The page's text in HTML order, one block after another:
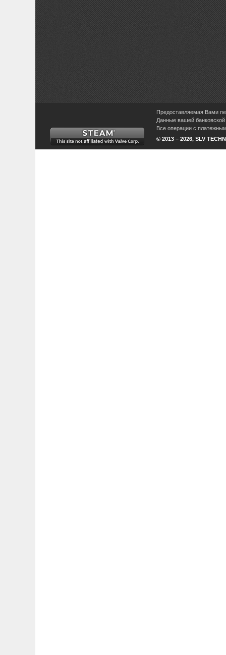
Предоставляемая Вами
Данные вашей
Все операции с
© 2013 – 2026, SLV